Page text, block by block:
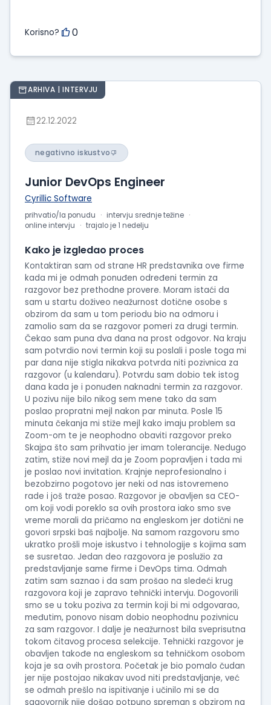
Korisno? 0
ARHIVA | INTERVJU
22.12.2022
negativno iskustvo
Junior DevOps Engineer
Cyrillic Software
prihvatio/la ponudu
intervju srednje težine
online intervju
trajalo je 1 nedelju
Kako je izgledao proces
Kontaktiran sam od strane HR predstavnika ove firme
kada mi je odmah ponuđen određeni termin za
razgovor bez prethodne provere. Moram istaći da
sam u startu doživeo neažurnost dotične osobe s
obzirom da sam u tom periodu bio na odmoru i
zamolio sam da se razgovor pomeri za drugi termin.
Čekao sam puna dva dana na prost odgovor. Na kraju
sam potvrdio novi termin koji su poslali i posle toga mi
par dana nije stigla nikakva potvrda niti pozivnica za
razgovor (u kalendaru). Potvrdu sam dobio tek istog
dana kada je i ponuđen naknadni termin za razgovor.
U pozivu nije bilo nikog sem mene tako da sam
poslao propratni mejl nakon par minuta. Posle 15
minuta čekanja mi stiže mejl kako imaju problem sa
Zoom-om te je neophodno obaviti razgovor preko
Skajpa što sam prihvatio jer imam tolerancije. Nedugo
zatim, stiže novi mejl da je Zoom popravljen i tada mi
je poslao novi invitation. Krajnje neprofesionalno i
bezobzirno pogotovo jer neki od nas istovremeno
rade i još traže posao. Razgovor je obavljen sa CEO-
om koji vodi poreklo sa ovih prostora iako smo sve
vreme morali da pričamo na engleskom jer dotični ne
govori srpski baš najbolje. Na samom razgovoru smo
ukratko prošli moje iskustvo i tehnologije s kojima sam
se susretao. Jedan deo razgovora je poslužio za
predstavljanje same firme i DevOps tima. Odmah
zatim sam saznao i da sam prošao na sledeći krug
razgovora koji je zapravo tehnički intervju. Dogovorili
smo se u toku poziva za termin koji bi mi odgovarao,
međutim, ponovo nisam dobio neophodnu pozivnicu
za sam razgovor. I dalje je neažurnost bila sveprisutna
tokom čitavog procesa selekcije. Tehnički razgovor je
obavljen takođe na engleskom sa tehničkom osobom
koja je sa ovih prostora. Početak je bio pomalo čudan
jer nije postojao nikakav uvod niti predstavljanje, već
se odmah prešlo na ispitivanje i učinilo mi se da
sagovornik nije došao potpuno spreman s obzirom na